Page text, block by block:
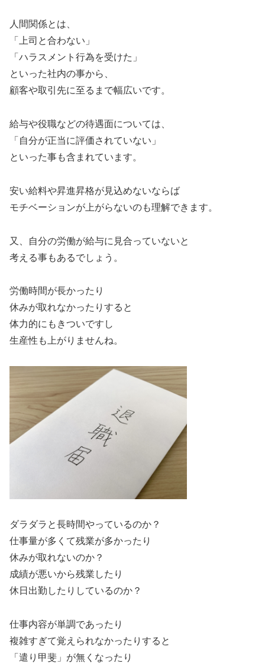
人間関係とは、
「上司と合わない」
「ハラスメント行為を受けた」
といった社内の事から、
顧客や取引先に至るまで幅広いです。
給与や役職などの待遇面については、
「自分が正当に評価されていない」
といった事も含まれています。
安い給料や昇進昇格が見込めないならば
モチベーションが上がらないのも理解できます。
又、自分の労働が給与に見合っていないと
考える事もあるでしょう。
労働時間が長かったり
休みが取れなかったりすると
体力的にもきついですし
生産性も上がりませんね。
ダラダラと長時間やっているのか？
仕事量が多くて残業が多かったり
休みが取れないのか？
成績が悪いから残業したり
休日出勤したりしているのか？
仕事内容が単調であったり
複雑すぎて覚えられなかったりすると
「遣り甲斐」が無くなったり